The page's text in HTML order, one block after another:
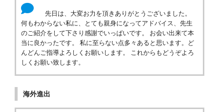
先日は、大変お力を頂きありがとうございました。
何もわからない私に、とても親身になってアドバイス、先生
のご紹介をして下さり感謝でいっぱいです。 お会い出来て本
当に良かったです。 私に至らない点多々あると思います。ど
んどんご指導よろしくお願いします。 これからもどうぞよろ
しくお願い致します。
海外進出